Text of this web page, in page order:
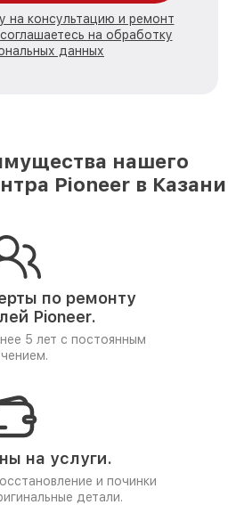
на консультацию и ремонт
на обработку
данных
нашего
Pioneer в Казани
по ремонту
Pioneer.
5 лет с постоянным
на услуги.
и починки
детали.